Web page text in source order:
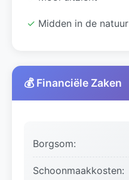
✓ Midden in de natuur
💰 Financiële Zaken
Borgsom:
Schoonmaakkosten: